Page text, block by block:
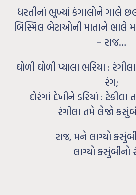
ધરતીનાં ભૂખ્યાં કંગાલોને ગાલે
બિસ્મિલ બેટાઓની માતાને ભાલે
– રાજ…
ઘોળી ઘોળી પ્યાલા ભરિયા :
રંગ;
દોરંગાં દેખીને ડરિયાં : ટેકીલા
રંગીલા તમે લેજો
રાજ, મને લાગ્યો
લાગ્યો કસુંબીનો